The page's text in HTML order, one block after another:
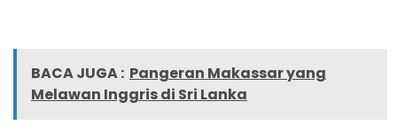
BACA JUGA : Pangeran Makassar yang
Melawan Inggris di Sri Lanka